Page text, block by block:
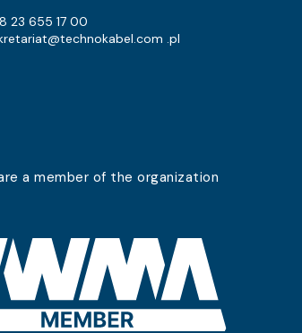
921.6
230.4
1382.4
460.8
23 655 17 00
.pl
a member of the organization